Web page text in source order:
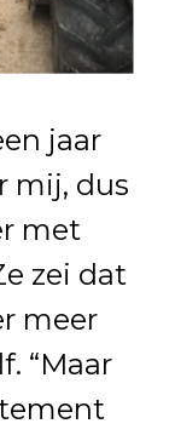
jaar
mij, dus
met
zei dat
meer
“Maar